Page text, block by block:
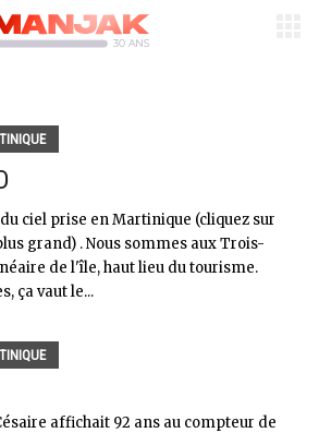
ciel prise en Martinique (cliquez sur
grand) . Nous sommes aux Trois-
de l'île, haut lieu du tourisme.
ça vaut le...
affichait 92 ans au compteur de